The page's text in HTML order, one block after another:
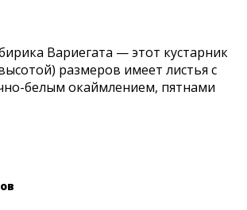
Вариегата — этот кустарник
размеров имеет листья с
белым окаймлением, пятнами